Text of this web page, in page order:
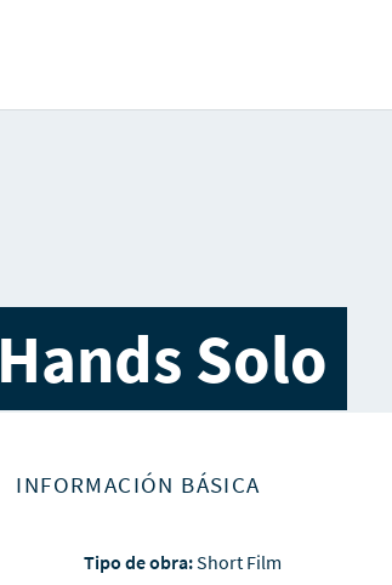
Hands Solo
INFORMACIÓN BÁSICA
Tipo de obra:Short Film